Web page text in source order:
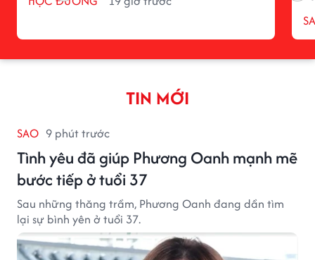
TIN MỚI
SAO 9 phút trước
Tình yêu đã giúp Phương Oanh mạnh mẽ
bước tiếp ở tuổi 37
Sau những thăng trầm, Phương Oanh đang dần tìm
lại sự bình yên ở tuổi 37.